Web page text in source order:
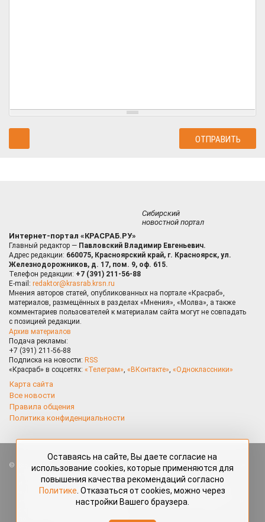
Сибирский
новостной портал
Интернет-портал «КРАСРАБ.РУ»
Главный редактор — Павловский Владимир Евгеньевич.
Адрес редакции: 660075, Красноярский край, г. Красноярск, ул.
Железнодорожников, д. 17, пом. 9, оф. 615.
Телефон редакции: +7 (391) 211-56-88
E-mail: redaktor@krasrab.krsn.ru
Мнения авторов статей, опубликованных на портале «Красраб»,
материалов, размещённых в разделах «Мнения», «Молва», а также
комментариев пользователей к материалам сайта могут не совпадать
с позицией редакции.
Архив материалов
Подача рекламы:
+7 (391) 211-56-88
Подписка на новости: RSS
«Красраб» в соцсетях: «Телеграм», «ВКонтакте», «Одноклассники»
Карта сайта
Все новости
Правила общения
Политика конфиденциальности
Все права защищены. Любые материалы, размещённые на портале
«Красраб.ру» сотрудниками редакции, нештатными авторами
и читателями, являются объектами авторского права. Полное или
частичное использование материалов, размещённых на портале
«Красраб.ру», допускается только с письменного согласия редакции
redaktor@krasrab.krsn.ru.
Оставаясь на сайте, Вы даете согласие на
использование cookies, которые применяются для
повышения качества рекомендаций согласно
Политике . Отказаться от cookies, можно через
настройки Вашего браузера.